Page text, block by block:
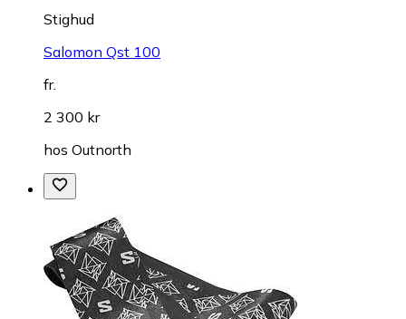
Stighud
Salomon Qst 100
fr.
2 300 kr
hos Outnorth